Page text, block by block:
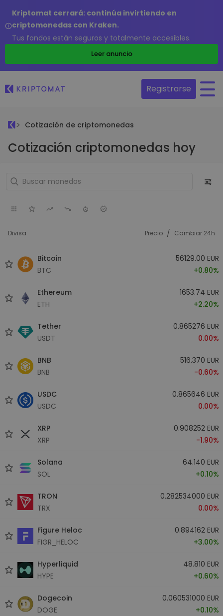
Kriptomat cerrará: continúa invirtiendo en
criptomonedas con Kraken.
Tus fondos están seguros y totalmente accesibles.
Leer anuncio
Registrarse
Cotización de criptomonedas
Cotización criptomonedas hoy
Divisa Precio / Cambiar 24h
Bitcoin
BTC
56129.00 EUR
+0.80%
Ethereum
ETH
1653.74 EUR
+2.20%
Tether
USDT
0.865276 EUR
0.00%
BNB
BNB
516.370 EUR
-0.60%
USDC
USDC
0.865646 EUR
0.00%
XRP
XRP
0.908252 EUR
-1.90%
Solana
SOL
64.140 EUR
+0.10%
TRON
TRX
0.282534000 EUR
0.00%
Figure Heloc
FIGR_HELOC
0.894162 EUR
+3.00%
Hyperliquid
HYPE
48.810 EUR
+0.60%
Dogecoin
DOGE
0.060531000 EUR
+0.10%